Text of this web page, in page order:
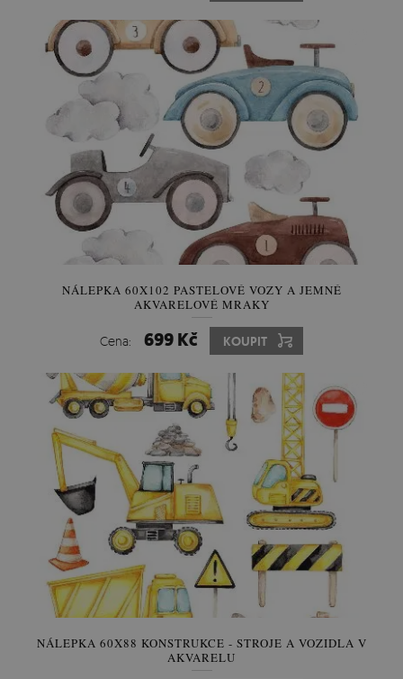
NÁLEPKA 60X102 PASTELOVÉ VOZY A JEMNÉ
AKVARELOVÉ MRAKY
Cena: 699 Kč KOUPIT
NÁLEPKA 60X88 KONSTRUKCE - STROJE A VOZIDLA V
AKVARELU